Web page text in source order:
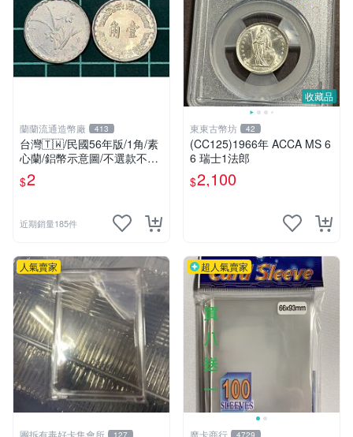
蘭蘭流通造幣廠 413
台灣🇹🇼/民國56年版/1角/素
心蘭/鋁幣示意圖/不選款不挑
品/隨機出貨
$2
近期銷量185件
收藏品
東東古幣坊 42
(CC125)1966年 ACCA MS 6
6 瑞士1法郎
$2,100
人氣賣家 超人氣賣家